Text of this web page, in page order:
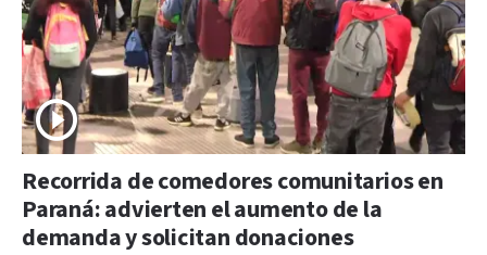
Recorrida de comedores comunitarios en
Paraná: advierten el aumento de la
demanda y solicitan donaciones